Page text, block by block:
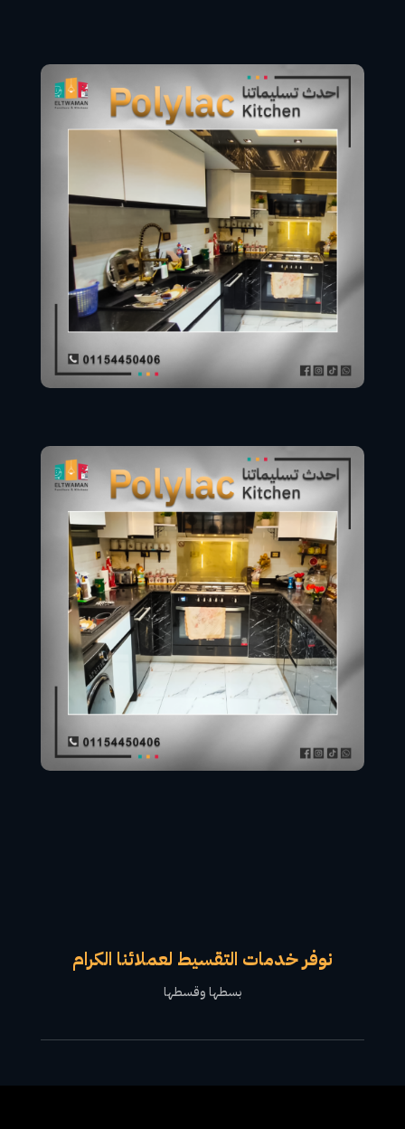
نوفر خدمات التقسيط لعملائنا الكرام
بسطها وقسطها